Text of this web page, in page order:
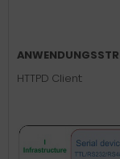
HTTPD Client: